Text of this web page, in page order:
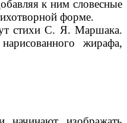
к ним словесные
форме.
стихи С. Я. Маршака.
жирафа,